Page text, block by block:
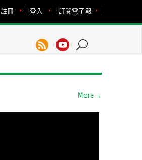
訂閱電子報
登入
註冊
More →